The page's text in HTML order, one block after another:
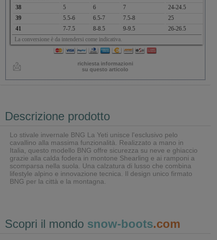
38
5 6 7
24-24.5
39
5.5-6 6.5-7 7.5-8
25
41
7-7.5 8-8.5 9-9.5
26-26.5
La conversione è da intendersi come indicativa.
richiesta informazioni
su questo articolo
Descrizione prodotto
Lo stivale invernale BNG La Yeti unisce l'esclusivo pelo
cavallino alla massima funzionalità. Realizzato a mano in
Italia, questo modello BNG offre sicurezza su neve e ghiaccio
grazie alla calda fodera in montone Shearling e ai ramponi a
scomparsa nella suola. Una calzatura di lusso che combina
lifestyle alpino e innovazione tecnica. Il design unico firmato
BNG per la città e la montagna.
Scopri il mondo snow-boots.com